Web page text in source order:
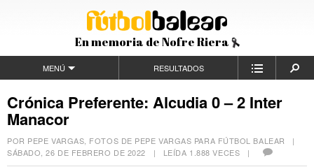
En memoria de Nofre Riera
MENÚ RESULTADOS
Crónica Preferente: Alcudia 0 – 2 Inter
Manacor
POR PEPE VARGAS, FOTOS DE PEPE VARGAS PARA FÚTBOL BALEAR |
SÁBADO, 26 DE FEBRERO DE 2022 | LEÍDA 1.888 VECES |